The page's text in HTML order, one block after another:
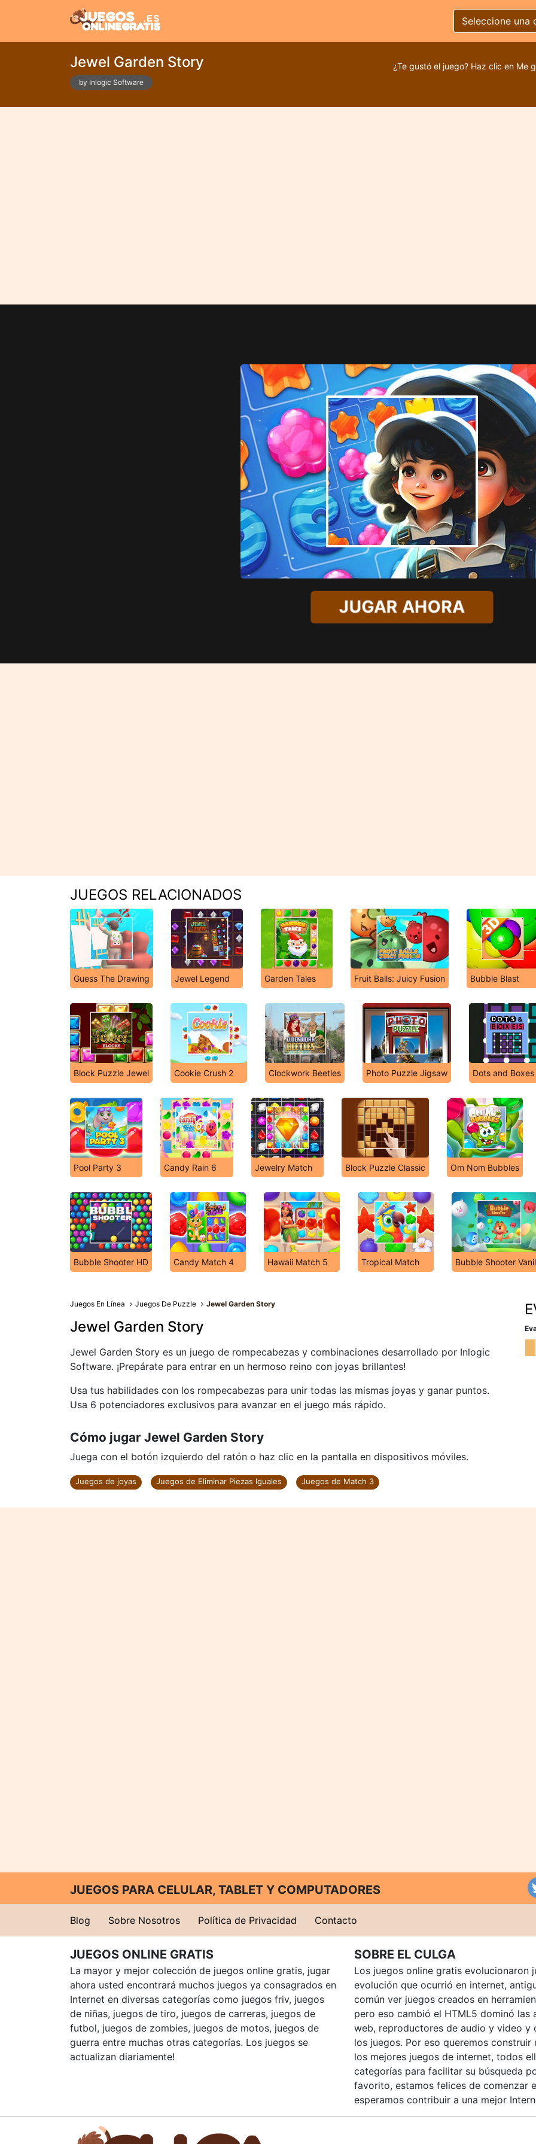
Seleccione una
Jewel Garden Story
by Inlogic Software
¿Te gustó el juego? Haz clic en Me
JUGAR AHORA
JUEGOS RELACIONADOS
Guess The Drawing Jewel Legend Garden Tales Fruit Balls: Juicy Fusion Bubble Blast
Block Puzzle Jewel Cookie Crush 2 Clockwork Beetles Photo Puzzle Jigsaw Dots and Boxes
Pool Party 3 Candy Rain 6 Jewelry Match Block Puzzle Classic Om Nom Bubbles
Bubble Shooter HD Candy Match 4 Hawaii Match 5 Tropical Match Bubble Shooter
Juegos En Línea Juegos De Puzzle Jewel Garden Story
Jewel Garden Story
Jewel Garden Story es un juego de rompecabezas y combinaciones desarrollado por Inlogic
Software. ¡Prepárate para entrar en un hermoso reino con joyas brillantes!
Usa tus habilidades con los rompecabezas para unir todas las mismas joyas y ganar puntos.
Usa 6 potenciadores exclusivos para avanzar en el juego más rápido.
Cómo jugar Jewel Garden Story
Juega con el botón izquierdo del ratón o haz clic en la pantalla en dispositivos móviles.
Juegos de joyas Juegos de Eliminar Piezas Iguales Juegos de Match 3
JUEGOS PARA CELULAR, TABLET Y COMPUTADORES
Blog Sobre Nosotros Política de Privacidad Contacto
JUEGOS ONLINE GRATIS
La mayor y mejor colección de juegos online gratis, jugar
ahora usted encontrará muchos juegos ya consagrados en
Internet en diversas categorías como juegos friv, juegos
de niñas, juegos de tiro, juegos de carreras, juegos de
futbol, juegos de zombies, juegos de motos, juegos de
guerra entre muchas otras categorías. Los juegos se
actualizan diariamente!
SOBRE EL CULGA
Los juegos online gratis evolucionaron
evolución que ocurrió en internet,
común ver juegos creados en
pero eso cambió el HTML5 dominó las
web, reproductores de audio y video y
los juegos. Por eso queremos construir
los mejores juegos de internet, todos
categorías para facilitar su búsqueda
favorito, estamos felices de comenzar
esperamos contribuir a una mejor